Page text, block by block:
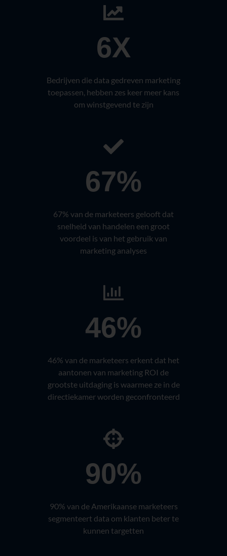
6X
Bedrijven die data gedreven marketing
toepassen, hebben zes keer meer kans
om winstgevend te zijn
67%
67% van de marketeers gelooft dat
snelheid van handelen een groot
voordeel is van het gebruik van
marketing analyses
46%
46% van de marketeers erkent dat het
aantonen van marketing ROI de
grootste uitdaging is waarmee ze in de
directiekamer worden geconfronteerd
90%
90% van de Amerikaanse marketeers
segmenteert data om klanten beter te
kunnen targetten